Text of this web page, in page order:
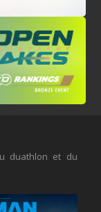
duathlon et du